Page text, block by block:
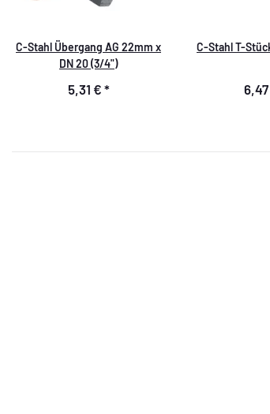
C-Stahl Übergang AG 22mm x
DN 20 (3/4")
5,31 € *
C-Stahl T-